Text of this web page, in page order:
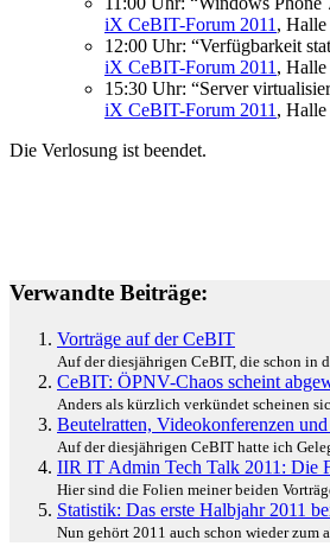
iX CeBIT-Forum 2011 , Halle
12:00 Uhr: “Verfügbarkeit
iX CeBIT-Forum 2011 , Halle
15:30 Uhr: “Server
iX CeBIT-Forum 2011 , Halle
Die Verlosung ist beendet.
Verwandte Beiträge:
Vorträge auf der CeBIT
Auf der diesjährigen CeBIT, die schon in
CeBIT: ÖPNV-Chaos scheint
Anders als kürzlich verkündet scheinen
Beutelratten, Videokonferenzen
Auf der diesjährigen CeBIT hatte ich
IIR IT Admin Tech Talk 2011: Die
Hier sind die Folien meiner beiden
Statistik: Das erste Halbjahr 2011
Nun gehört 2011 auch schon wieder zum